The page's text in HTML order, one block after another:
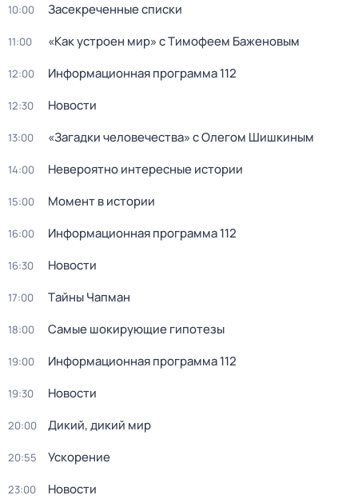
10:00 Зaceкрeченные списки
11:00 «Как устроен мир» с Тимофеем Баженовым
12:00 Информационная программа 112
12:30 Новости
13:00 «Загадки человечества» с Олегом Шишкиным
14:00 Невероятно интересные истории
15:00 Момент в истории
16:00 Информационная программа 112
16:30 Новости
17:00 Тaйны Чапман
18:00 Самые шoкиpующие гипотезы
19:00 Информационная программа 112
19:30 Новости
20:00 Дикий, дикий мир
20:55 Ускорение
23:00 Новости